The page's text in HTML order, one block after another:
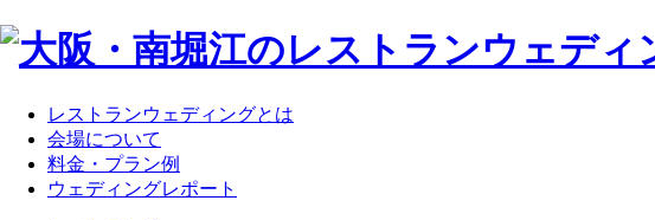
レストランウェディングとは
会場について
料金・プラン例
ウェディングレポート